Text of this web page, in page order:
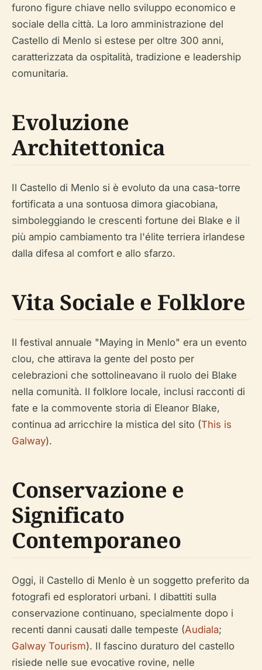
furono figure chiave nello sviluppo economico e
sociale della città. La loro amministrazione del
Castello di Menlo si estese per oltre 300 anni,
caratterizzata da ospitalità, tradizione e leadership
comunitaria.
Evoluzione
Architettonica
Il Castello di Menlo si è evoluto da una casa-torre
fortificata a una sontuosa dimora giacobiana,
simboleggiando le crescenti fortune dei Blake e il
più ampio cambiamento tra l'élite terriera irlandese
dalla difesa al comfort e allo sfarzo.
Vita Sociale e Folklore
Il festival annuale "Maying in Menlo" era un evento
clou, che attirava la gente del posto per
celebrazioni che sottolineavano il ruolo dei Blake
nella comunità. Il folklore locale, inclusi racconti di
fate e la commovente storia di Eleanor Blake,
continua ad arricchire la mistica del sito (This is
Galway).
Conservazione e
Significato
Contemporaneo
Oggi, il Castello di Menlo è un soggetto preferito da
fotografi ed esploratori urbani. I dibattiti sulla
conservazione continuano, specialmente dopo i
recenti danni causati dalle tempeste (Audiala;
Galway Tourism). Il fascino duraturo del castello
risiede nelle sue evocative rovine, nelle